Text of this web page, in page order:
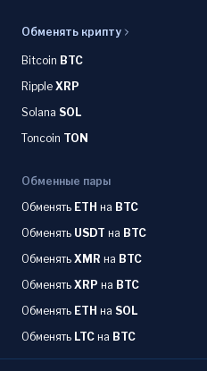
Обменять крипту
Bitcoin BTC
Ripple XRP
Solana SOL
Toncoin TON
Обменные пары
Обменять ETH на BTC
Обменять USDT на BTC
Обменять XMR на BTC
Обменять XRP на BTC
Обменять ETH на SOL
Обменять LTC на BTC